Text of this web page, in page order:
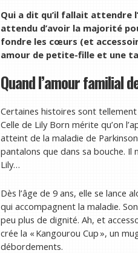
Qui a dit qu’il fallait attendre
attendu d’avoir la majorité
fondre les cœurs (et
amour de petite-fille et une
Quand l’amour familial
Certaines histoires sont tellement
Celle de Lily Born mérite qu’on
atteint de la maladie de
pantalons que dans sa bouche. Il
Lily…
Dès l’âge de 9 ans, elle se lance
qui accompagnent la maladie.
peu plus de dignité. Ah, et
crée la « Kangourou Cup », un
débordements.